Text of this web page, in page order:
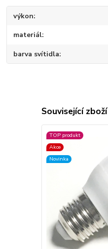
výkon
materiál
barva svítidla
Související zboží
TOP produkt
Akce
Novinka